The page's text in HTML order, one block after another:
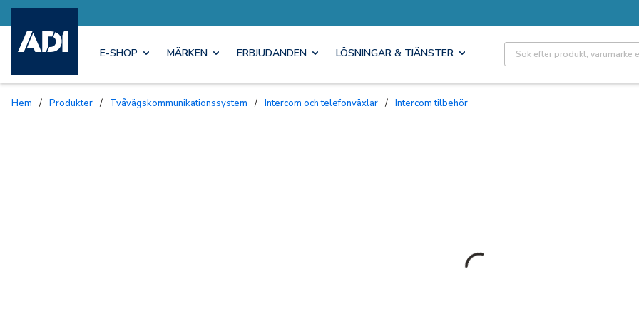
E-SHOP MÄRKEN ERBJUDANDEN LÖSNINGAR & TJÄNSTER Site Search
Hem / Produkter / Tvåvägskommunikationssystem / Intercom och telefonväxlar / Intercom tilbehör